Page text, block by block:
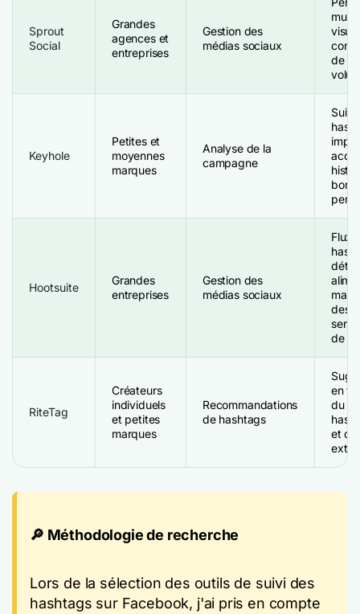
Sprout
Social
Grandes
agences et
entreprises
Gestion des
médias sociaux
de
Keyhole
Petites et
moyennes
marques
Analyse de la
campagne
Suivi
bord
Hootsuite
Grandes
entreprises
Gestion des
médias sociaux
Flux
des
de
RiteTag
Créateurs
individuels
et petites
marques
Recommandations
de hashtags
en
du
et de
🔎 Méthodologie de recherche
Lors de la sélection des outils de suivi des
hashtags sur Facebook, j'ai pris en compte